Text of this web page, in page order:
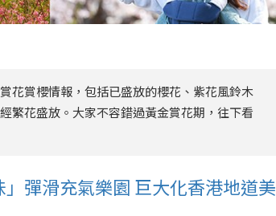
花賞櫻情報，包括已盛放的櫻花、紫花風鈴木
繁花盛放。大家不容錯過黃金賞花期，往下看
彈滑充氣樂園 巨大化香港地道美